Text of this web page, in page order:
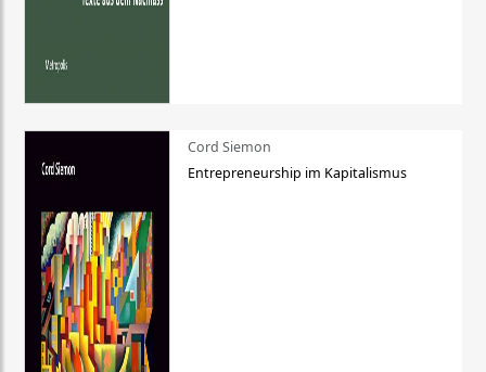
Cord Siemon
Entrepreneurship im Kapitalismus